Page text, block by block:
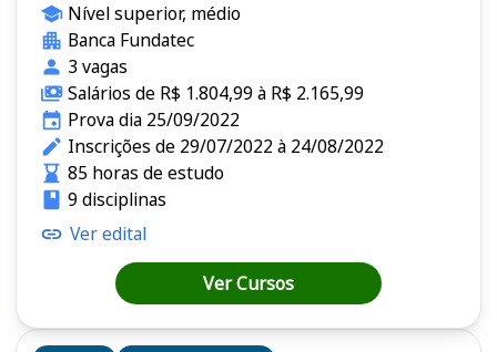
Nível superior, médio
Banca Fundatec
3 vagas
Salários de R$ 1.804,99 à R$ 2.165,99
Prova dia 25/09/2022
Inscrições de 29/07/2022 à 24/08/2022
85 horas de estudo
9 disciplinas
Ver edital
Ver Cursos